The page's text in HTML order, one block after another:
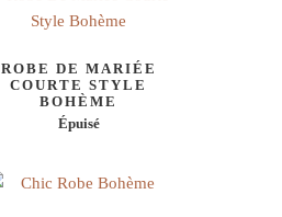
ROBE DE MARIÉE
COURTE STYLE
BOHÈME
Épuisé